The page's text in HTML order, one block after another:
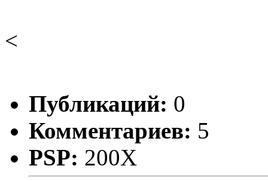
<
Публикаций: 0
Комментариев: 5
PSP: 200X